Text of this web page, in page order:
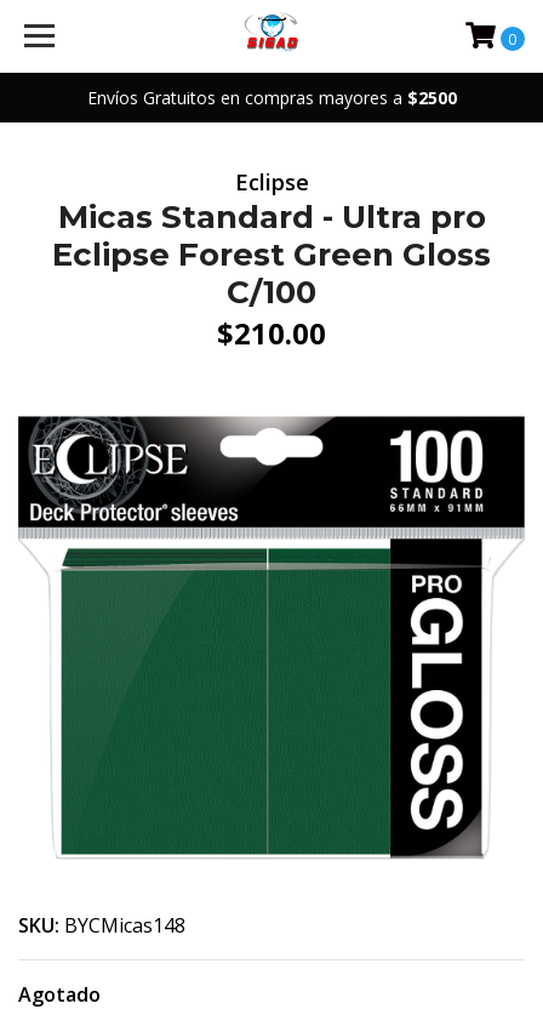
Envíos Gratuitos en compras mayores a $2500
0
Eclipse
Micas Standard - Ultra pro
Eclipse Forest Green Gloss
C/100
$210.00
SKU: BYCMicas148
Agotado